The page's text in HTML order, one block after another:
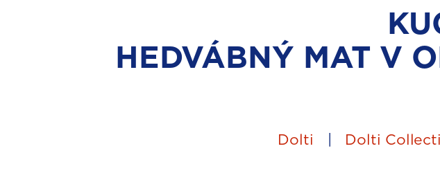
HEDVÁBNÝ MAT V
Dolti | Dolti